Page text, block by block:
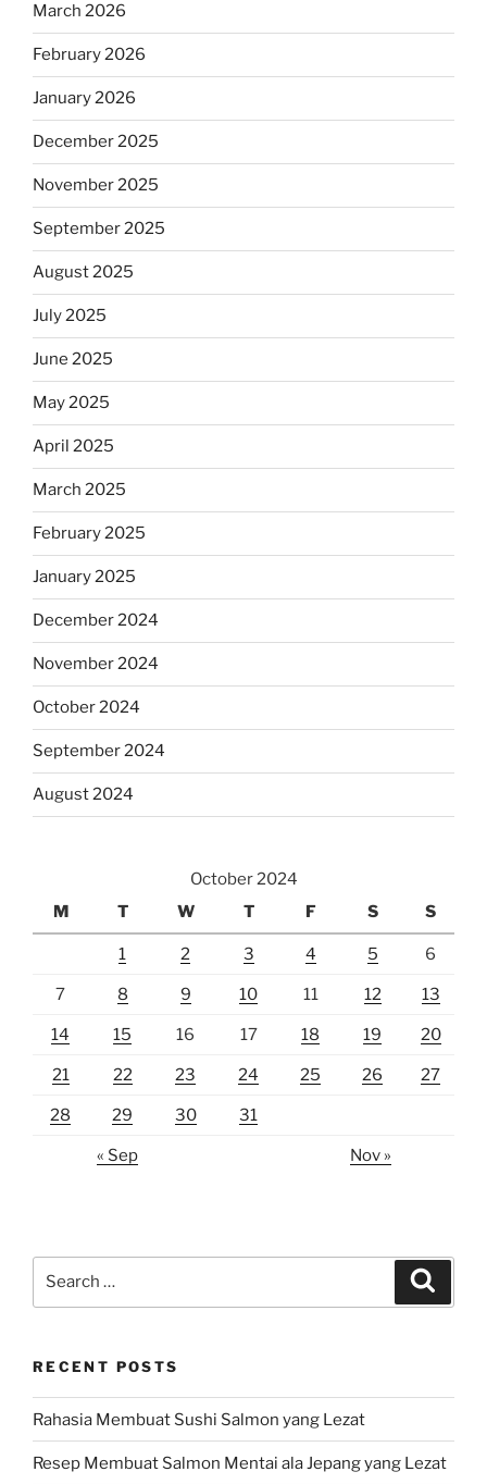
March 2026
February 2026
January 2026
December 2025
November 2025
September 2025
August 2025
July 2025
June 2025
May 2025
April 2025
March 2025
February 2025
January 2025
December 2024
November 2024
October 2024
September 2024
August 2024
October 2024
M
T W T F S S
1 2 3 4 5 6
7 8 9 10 11 12 13
14 15 16 17 18 19 20
21 22 23 24 25 26 27
28 29 30 31
« Sep Nov »
RECENT POSTS
Rahasia Membuat Sushi Salmon yang Lezat
Resep Membuat Salmon Mentai ala Jepang yang Lezat